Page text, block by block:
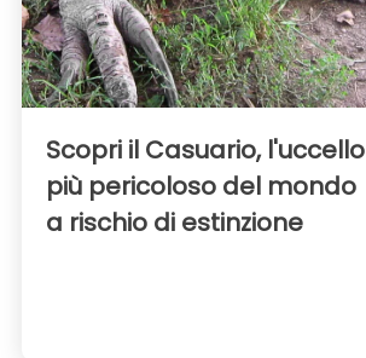
Scopri il Casuario, l'uccello
più pericoloso del mondo
a rischio di estinzione